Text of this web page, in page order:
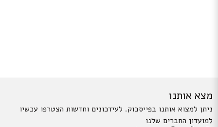
מצא אותנו
ניתן למצוא אותנו בפייסבוק. לעידכונים וחדשות הצטרפו עכשיו
למועדון החברים שלנו